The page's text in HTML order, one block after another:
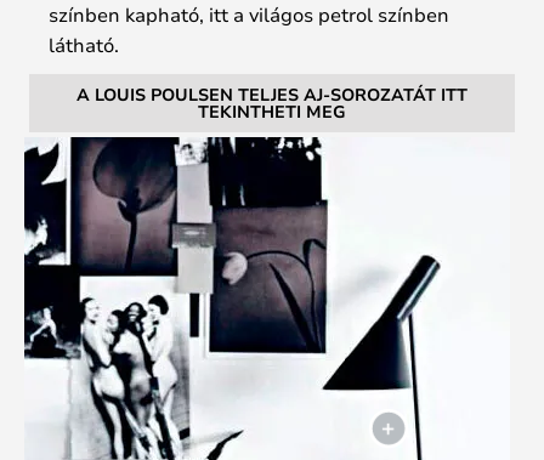
színben kapható, itt a világos petrol színben
látható.
A LOUIS POULSEN TELJES AJ-SOROZATÁT ITT
TEKINTHETI MEG